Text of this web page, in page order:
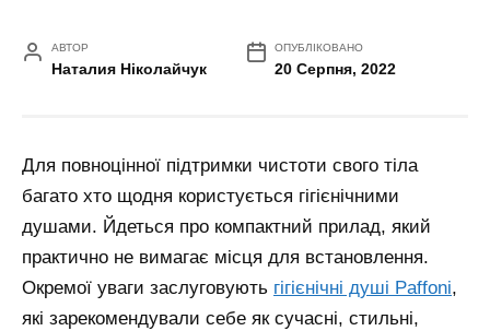
АВТОР
Наталия Ніколайчук
ОПУБЛІКОВАНО
20 Серпня, 2022
Для повноцінної підтримки чистоти свого тіла
багато хто щодня користується гігієнічними
душами. Йдеться про компактний прилад, який
практично не вимагає місця для встановлення.
Окремої уваги заслуговують гігієнічні душі Paffoni,
які зарекомендували себе як сучасні, стильні,